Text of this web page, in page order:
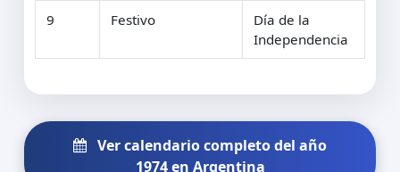
9 Festivo
Día de la
Independencia
Ver calendario completo del año
1974 en Argentina